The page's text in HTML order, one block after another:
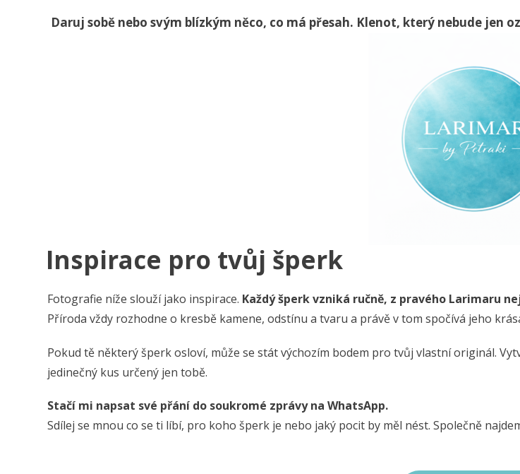
Daruj sobě nebo svým blízkým něco, co má přesah. Klenot, který nebude jen
Inspirace pro tvůj šperk
Fotografie níže slouží jako inspirace. Každý šperk vzniká ručně, z pravého Larimaru
Příroda vždy rozhodne o kresbě kamene, odstínu a tvaru a právě v tom spočívá jeho
Pokud tě některý šperk osloví, může se stát výchozím bodem pro tvůj vlastní originál.
jedinečný kus určený jen tobě.
Stačí mi napsat své přání do soukromé zprávy na WhatsApp.
Sdílej se mnou co se ti líbí, pro koho šperk je nebo jaký pocit by měl nést. Společně